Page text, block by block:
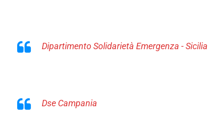
Dipartimento Solidarietà Emergenza - Sicilia
Dse Campania